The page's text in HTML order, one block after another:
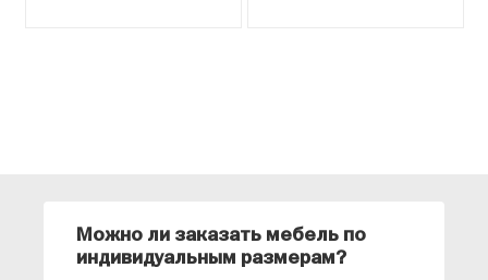
Можно ли заказать мебель по
индивидуальным размерам?